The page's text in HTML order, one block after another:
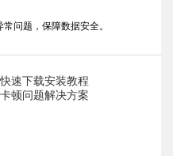
问题，保障数据安全。
速下载安装教程
顿问题解决方案